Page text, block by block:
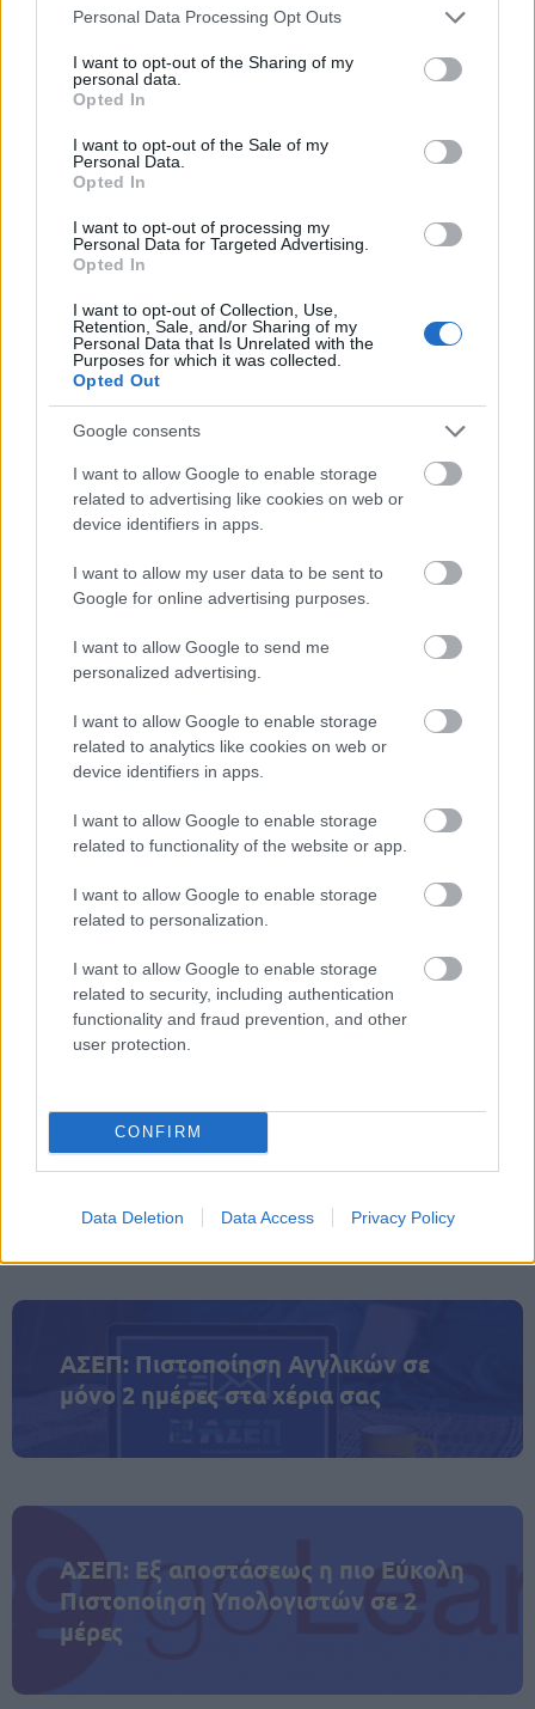
Please note that this website/app uses one or more Google
not limited to your visit or usage behaviour. You may click to
grant or deny consent to Google and its third-party tags to
use your data for below specified purposes in below Google
consent section.
Personal Data Processing Opt Outs
I want to opt-out of the Sharing of my
personal data.
Opted In
I want to opt-out of the Sale of my
Personal Data.
Opted In
I want to opt-out of processing my
Personal Data for Targeted Advertising.
Opted In
I want to opt-out of Collection, Use,
Retention, Sale, and/or Sharing of my
Personal Data that Is Unrelated with the
Purposes for which it was collected.
Opted Out
Google consents
I want to allow Google to enable storage
related to advertising like cookies on web or
device identifiers in apps.
I want to allow my user data to be sent to
Google for online advertising purposes.
I want to allow Google to send me
personalized advertising.
I want to allow Google to enable storage
related to analytics like cookies on web or
device identifiers in apps.
I want to allow Google to enable storage
related to functionality of the website or app.
I want to allow Google to enable storage
related to personalization.
I want to allow Google to enable storage
related to security, including authentication
functionality and fraud prevention, and other
user protection.
CONFIRM
Data Deletion Data Access Privacy Policy
Πληρότητα-ρεκόρ στα ΚΤΕΛ –
Έκτακτα δρομολόγια για την κάλυψη
της ζήτησης
Σχεδόν γεμάτα φεύγουν τα λεωφορεία από τον
σταθμό Κηφισού, με τις
το 95%, ενώ τα ΚΤΕΛ έχουν προγραμματίσει
δεκάδες έκτακτα δρομολόγια για να
ανταποκριθούν στη ζήτηση.
«Η κίνηση είναι στα περσινά επίπεδα, με πολύ
μεγάλη κινητικότητα κυρίως προς την επαρχία»,
δήλωσε ο Ηλίας Παπαγεωργίου, πρόεδρος του
ΚΤΕΛ Σερρών. Στη Θεσσαλονίκη, η κίνηση
εμφανίζεταιαυξημένη κατά τουλάχιστον 20%
σύγκριση με την περσινή περίοδο, σύμφωνα με τον
πρόεδρο της ΚΤΕΛ Θεσσαλονίκης ΑΕ, Στέφανο
Τσόλη.
Θεσσαλονίκη: Αυξημένη η
κινητικότητα και στα δύο ρεύματα
κινητικότητα με 50.685 εισερχόμενα και 52.950
Μαλγάρων κινήθηκαν 16.895 οχήματα προς
Θεσσαλονίκη και 17.650 στην αντίθετη
κατεύθυνση.
Η έξοδος των εκδρομέων συνεχίζεται με αμείωτο
ρυθμό και αναμένεται να κορυφωθεί το απόγευμα
της Μεγάλης Παρασκευής, με σαφώς μειωμένη
κίνηση το Μεγάλο Σάββατο, όπως παραδοσιακά
ΑΣΕΠ: Πιστοποίηση Αγγλικών σε
μόνο 2 ημέρες στα χέρια σας
ΑΣΕΠ: Εξ αποστάσεως η πιο Εύκολη
Πιστοποίηση Υπολογιστών σε 2
μέρες